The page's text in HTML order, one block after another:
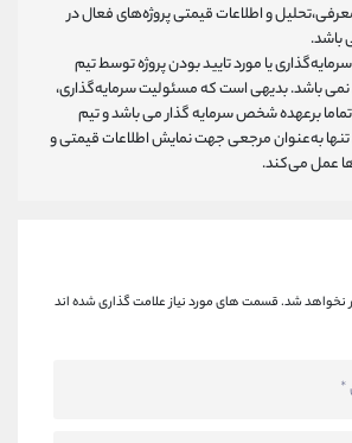
و اطلاعات قیمتی پروژه‌های فعال در
باشد.
یا مورد تایید بودن پروژه توسط تیم
نمی باشد. بدیهی است که مسئولیت سرمایه‌گذاری،
برعهده شخص سرمایه گذار می باشد و تیم
به‌عنوان مرجعی جهت نمایش اطلاعات قیمتی و
عمل می‌کند.
نخواهد شد.قسمت های مورد نیاز علامت گذاری شده اند